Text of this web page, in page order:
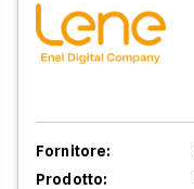
Fornitore:
Prodotto: